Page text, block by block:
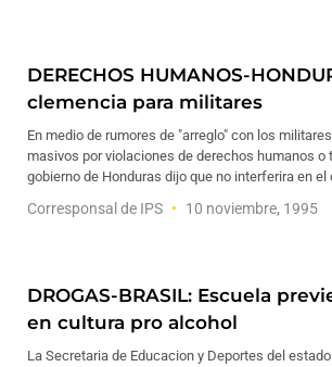
DERECHOS HUMANOS-
clemencia para militares
En medio de rumores de "arreglo" con los
masivos por violaciones de derechos humanos o
gobierno de Honduras dijo que no interferira en
Corresponsal de IPS 10 noviembre, 1995
DROGAS-BRASIL: Escuela
en cultura pro alcohol
La Secretaria de Educacion y Deportes del